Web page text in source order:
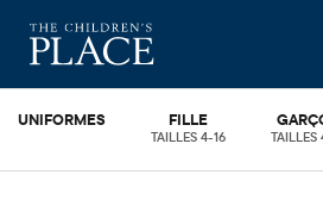
UNIFORMES FILLE
TAILLES 4-16 TAILLES